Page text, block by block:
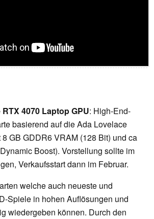
4070 Laptop GPU: High-End-
basierend auf die Ada Lovelace
GB GDDR6 VRAM (128 Bit) und ca
Boost). Vorstellung sollte im
Verkaufsstart dann im Februar.
welche auch neueste und
Spiele in hohen Auflösungen und
wiedergeben können. Durch den